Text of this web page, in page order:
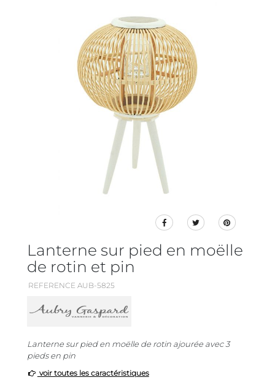
Lanterne sur pied en moëlle
de rotin et pin
REFERENCE AUB-5825
Lanterne sur pied en moëlle de rotin ajourée avec 3
pieds en pin
voir toutes les caractéristiques